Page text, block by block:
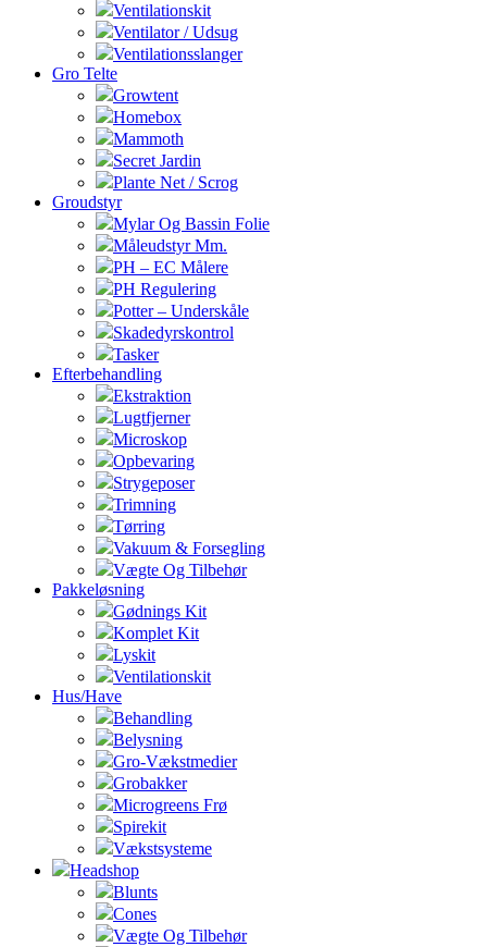
Ventilationskit
Ventilator / Udsug
Ventilationsslanger
Gro Telte
Growtent
Homebox
Mammoth
Secret Jardin
Plante Net / Scrog
Groudstyr
Mylar Og Bassin Folie
Måleudstyr Mm.
PH – EC Målere
PH Regulering
Potter – Underskåle
Skadedyrskontrol
Tasker
Efterbehandling
Ekstraktion
Lugtfjerner
Microskop
Opbevaring
Strygeposer
Trimning
Tørring
Vakuum & Forsegling
Vægte Og Tilbehør
Pakkeløsning
Gødnings Kit
Komplet Kit
Lyskit
Ventilationskit
Hus/Have
Behandling
Belysning
Gro-Vækstmedier
Grobakker
Microgreens Frø
Spirekit
Vækstsysteme
Headshop
Blunts
Cones
Vægte Og Tilbehør